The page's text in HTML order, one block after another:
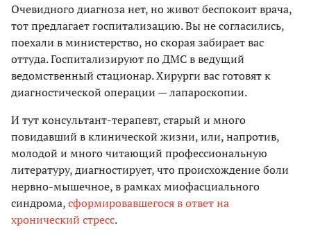
Очевидного диагноза нет, но живот беспокоит врача,
тот предлагает госпитализацию. Вы не согласились,
поехали в министерство, но скорая забирает вас
оттуда. Госпитализируют по ДМС в ведущий
ведомственный стационар. Хирурги вас готовят к
диагностической операции — лапароскопии.
И тут консультант-терапевт, старый и много
повидавший в клинической жизни, или, напротив,
молодой и много читающий профессиональную
литературу, диагностирует, что происхождение боли
нервно-мышечное, в рамках миофасциального
синдрома,сформировавшегося в ответ на
хронический стресс.